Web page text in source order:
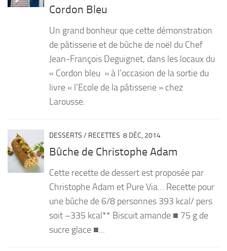
Cordon Bleu
Un grand bonheur que cette démonstration
de pâtisserie et de bûche de noël du Chef
Jean-François Deguignet, dans les locaux du
« Cordon bleu » à l’occasion de la sortie du
livre « l’Ecole de la pâtisserie » chez
Larousse.
DESSERTS / RECETTES 8 DÉC, 2014
Bûche de Christophe Adam
Cette recette de dessert est proposée par
Christophe Adam et Pure Via… Recette pour
une bûche de 6/8 personnes 393 kcal/ pers
soit –335 kcal** Biscuit amande ■ 75 g de
sucre glace ■...